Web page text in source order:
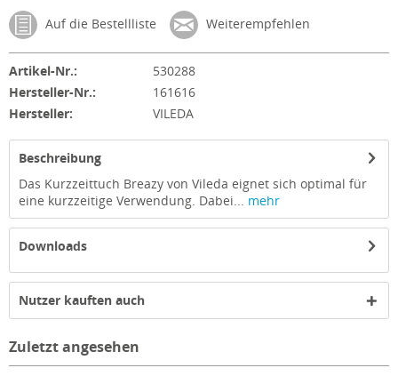
Auf die Bestellliste Weiterempfehlen
Artikel-Nr.:
530288
Hersteller-Nr.:
161616
Hersteller:
VILEDA
Beschreibung
Das Kurzzeittuch Breazy von Vileda eignet sich optimal für
eine kurzzeitige Verwendung. Dabei... mehr
Downloads
Nutzer kauften auch
Zuletzt angesehen